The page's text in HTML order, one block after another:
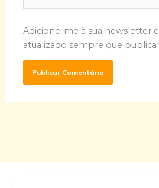
Adicione-me à sua newsletter
atualizado sempre que